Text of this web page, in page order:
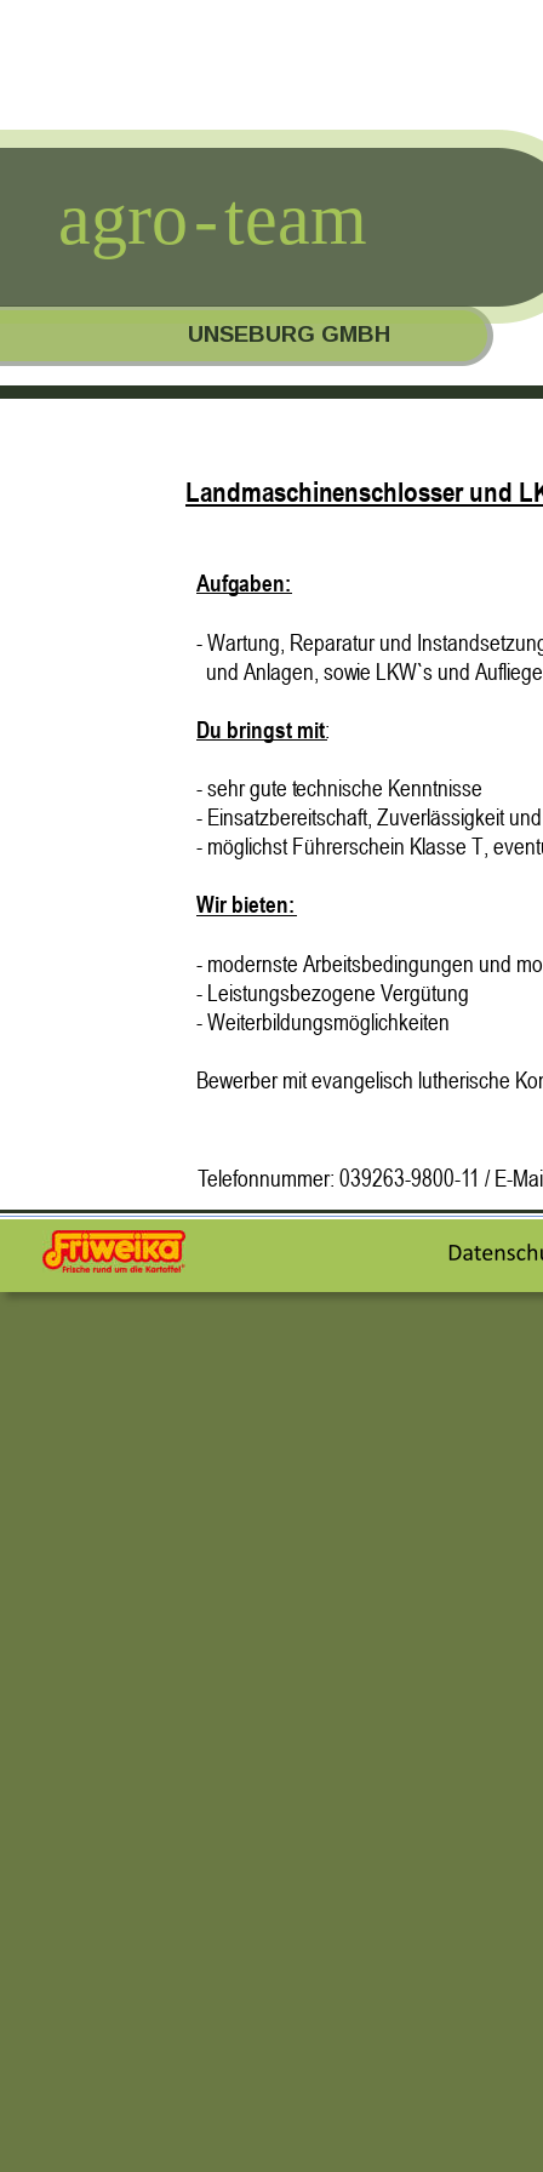
                     UNSEBURG GMBH
agro-team
Landmaschinenschlosser und
Aufgaben:
- Wartung, Reparatur und
und Anlagen, sowie LKW`s und
Du bringst mit:
- sehr gute technische Kenntnisse
- Einsatzbereitschaft, Zuverlässigkeit
- möglichst Führerschein Klasse T,
Wir bieten:
- modernste Arbeitsbedingungen und
- Leistungsbezogene Vergütung
- Weiterbildungsmöglichkeiten
Bewerber mit evangelisch lutherische
Telefonnummer: 039263-9800-11 / E-